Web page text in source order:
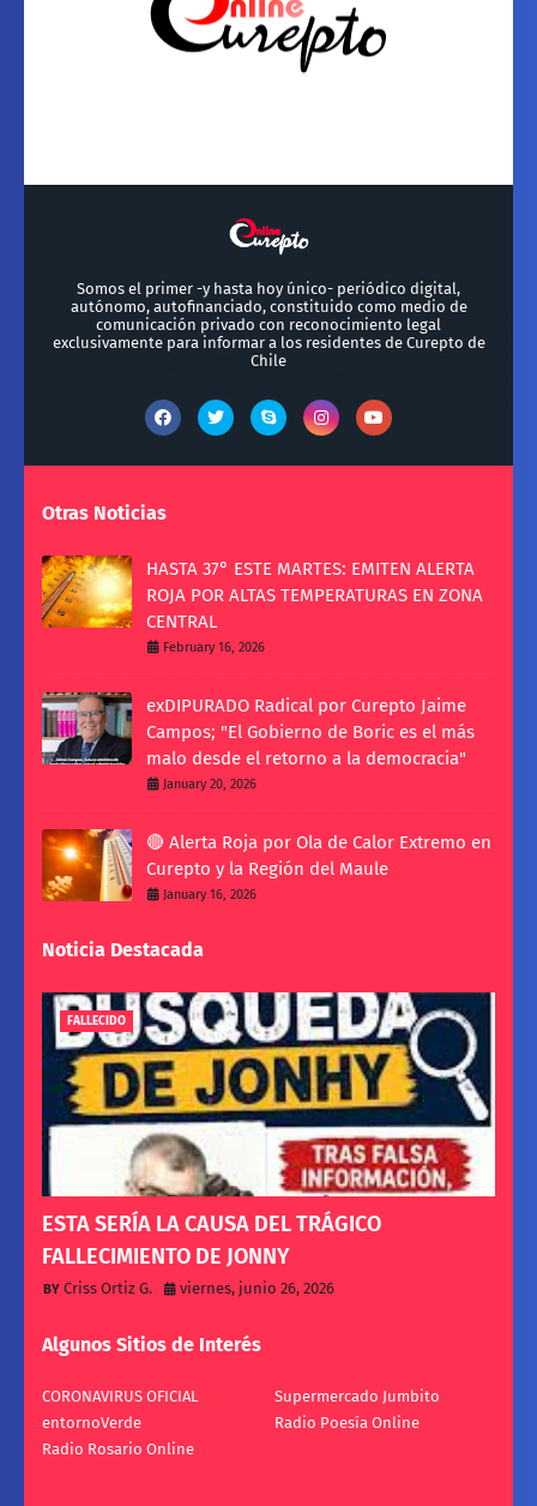
Somos el primer -y hasta hoy único- periódico digital,
autónomo, autofinanciado, constituido como medio de
comunicación privado con reconocimiento legal
exclusivamente para informar a los residentes de Curepto de
Chile
Otras Noticias
HASTA 37° ESTE MARTES: EMITEN ALERTA
ROJA POR ALTAS TEMPERATURAS EN ZONA
CENTRAL
February 16, 2026
exDIPURADO Radical por Curepto Jaime
Campos; "El Gobierno de Boric es el más
malo desde el retorno a la democracia"
January 20, 2026
🔴 Alerta Roja por Ola de Calor Extremo en
Curepto y la Región del Maule
January 16, 2026
Noticia Destacada
FALLECIDO
ESTA SERÍA LA CAUSA DEL TRÁGICO
FALLECIMIENTO DE JONNY
Criss Ortiz G. viernes, junio 26, 2026
Algunos Sitios de Interés
CORONAVIRUS OFICIAL
Supermercado Jumbito
entornoVerde
Radio Poesía Online
Radio Rosario Online